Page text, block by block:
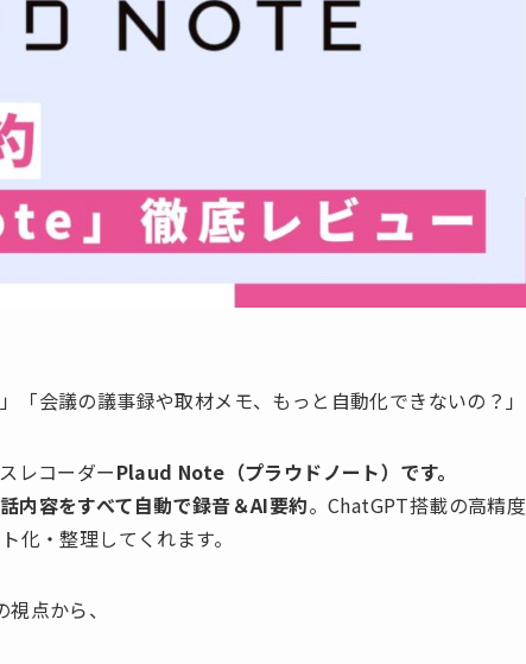
会議の議事録や取材メモ、もっと自動化できないの？」
レコーダーPlaud Note（プラウドノート）です。
内容をすべて自動で録音＆AI要約。ChatGPT搭載の高精度
化・整理してくれます。
点から、